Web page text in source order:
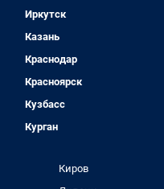
Иркутск
Казань
Краснодар
Красноярск
Кузбасс
Курган
Киров